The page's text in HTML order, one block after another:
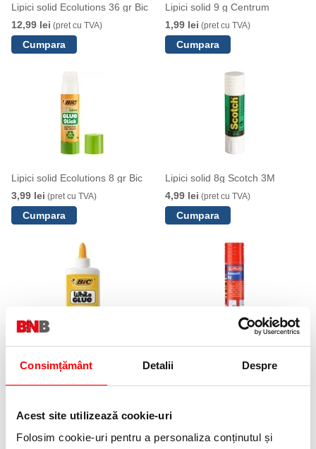
Consimțământ Detalii Despre
Acest site utilizează cookie-uri
Folosim cookie-uri pentru a personaliza conținutul și
Lipici solid Ecolutions 36 gr Bic
12,99 lei (pret cu TVA)
Lipici solid 9 g Centrum
1,99 lei (pret cu TVA)
Lipici solid Ecolutions 8 gr Bic
3,99 lei (pret cu TVA)
Lipici solid 8g Scotch 3M
4,99 lei (pret cu TVA)
Lipici fluid ECO White Glue 118
Lipici solid 8 g fara solvent